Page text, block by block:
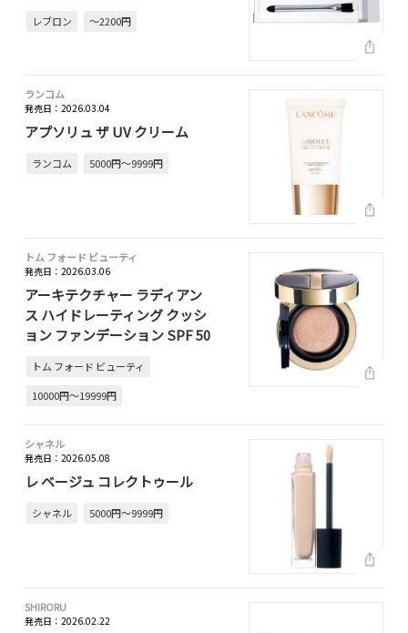
レブロン ～2200円
ランコム
発売日：2026.03.04
アプソリュ ザ UV クリーム
ランコム 5000円～9999円
トム フォード ビューティ
発売日：2026.03.06
アーキテクチャー ラディアン
ス ハイドレーティング クッシ
ョン ファンデーション SPF 50
トム フォード ビューティ
10000円～19999円
シャネル
発売日：2026.05.08
レ ベージュ コレクトゥール
シャネル 5000円～9999円
SHIRORU
発売日：2026.02.22